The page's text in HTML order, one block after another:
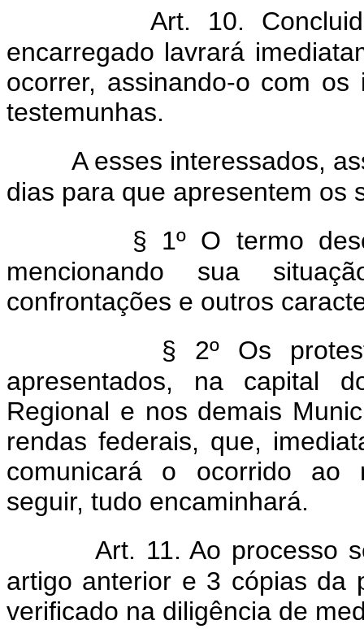
Art. 10.
encarregado lavrará
ocorrer, assinando-o com
testemunhas.
A esses interessados,
dias para que apresentem os
§ 1º O termo
mencionando sua
confrontações e outros
§ 2º Os
apresentados, na capital
Regional e nos demais
rendas federais, que,
comunicará o ocorrido
seguir, tudo encaminhará.
Art. 11. Ao processo
artigo anterior e 3 cópias da
verificado na diligência de